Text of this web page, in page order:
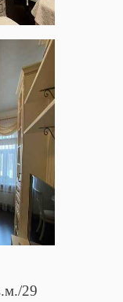
29